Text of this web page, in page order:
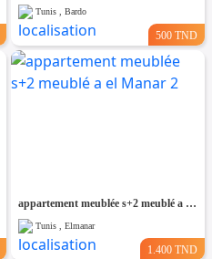
Tunis , Bardo
500 TND
appartement meublée s+2 meublé a el Manar 2
Tunis , Elmanar
1.400 TND